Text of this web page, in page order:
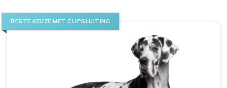
BESTE KEUZE MET CLIPSLUITING